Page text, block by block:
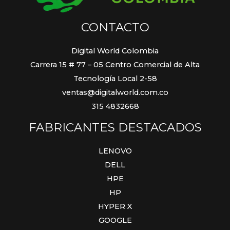
CONTACTO
Digital World Colombia
Carrera 15 # 77 – 05 Centro Comercial de Alta
Tecnología Local 2-58
ventas@digitalworld.com.co
315 4832668
FABRICANTES DESTACADOS
LENOVO
DELL
HPE
HP
HYPER X
GOOGLE